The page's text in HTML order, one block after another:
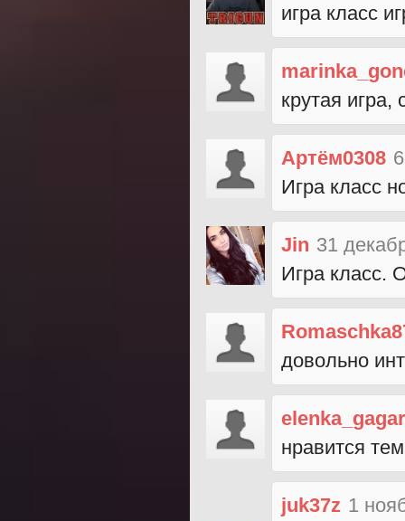
игра класс
крутая игра,
Артём0308
Игра класс
Jin 31
Игра класс.
довольно
нравится
juk37z 1